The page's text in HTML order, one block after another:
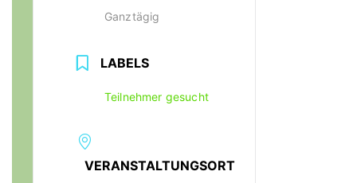
Ganztägig
LABELS
Teilnehmer gesucht
VERANSTALTUNGSORT